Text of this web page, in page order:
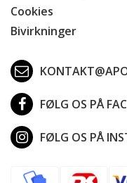
Cookies
Bivirkninger
FØLG OS PÅ
FØLG OS PÅ